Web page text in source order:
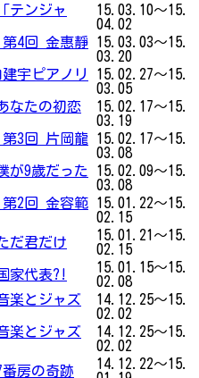
テンジャ
15.03.10～15.
04.02
第4回 金惠靜
15.03.03～15.
03.20
宇ピアノリ
15.02.27～15.
03.05
なたの初恋
15.02.17～15.
03.19
第3回 片岡龍
15.02.17～15.
03.08
が9歳だった
15.02.09～15.
03.08
第2回 金容範
15.01.22～15.
02.15
だ君だけ
15.01.21～15.
02.15
家代表?!
15.01.15～15.
02.08
楽とジャズ
14.12.25～15.
02.02
楽とジャズ
14.12.25～15.
02.02
房の奇跡
14.12.22～15.